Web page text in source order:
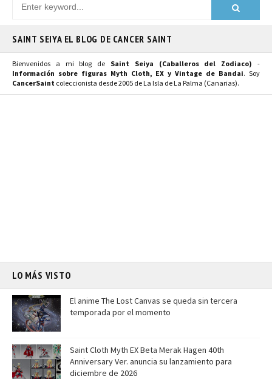
SAINT SEIYA EL BLOG DE CANCER SAINT
Bienvenidos a mi blog de Saint Seiya (Caballeros del Zodiaco) -
Información sobre figuras Myth Cloth, EX y Vintage de Bandai. Soy
CancerSaint coleccionista desde 2005 de La Isla de La Palma (Canarias).
LO MÁS VISTO
El anime The Lost Canvas se queda sin tercera
temporada por el momento
Saint Cloth Myth EX Beta Merak Hagen 40th
Anniversary Ver. anuncia su lanzamiento para
diciembre de 2026